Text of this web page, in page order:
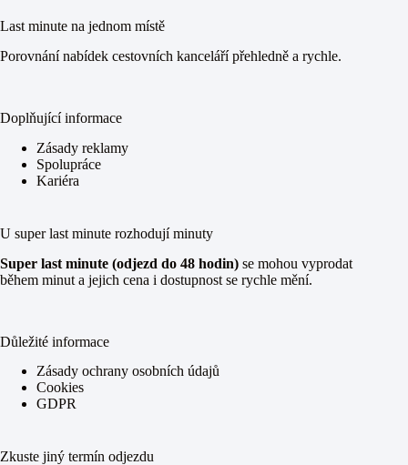
Last minute na jednom místě
Porovnání nabídek cestovních kanceláří přehledně a rychle.
Doplňující informace
Zásady reklamy
Spolupráce
Kariéra
U super last minute rozhodují minuty
Super last minute (odjezd do 48 hodin) se mohou vyprodat
během minut a jejich cena i dostupnost se rychle mění.
Důležité informace
Zásady ochrany osobních údajů
Cookies
GDPR
Zkuste jiný termín odjezdu